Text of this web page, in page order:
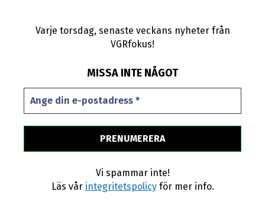
Varje torsdag, senaste veckans nyheter från
VGRfokus!
MISSA INTE NÅGOT
Vi spammar inte!
Läs vår integritetspolicyför mer info.